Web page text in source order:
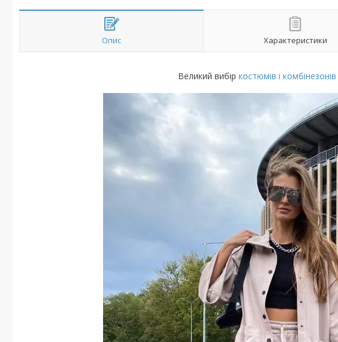
Опис Характеристики
Великий вибір костюмів і комбінезонів